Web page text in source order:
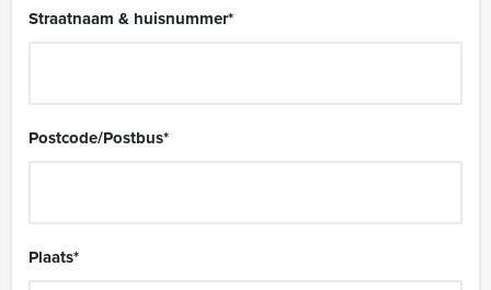
Straatnaam & huisnummer*
Postcode/Postbus*
Plaats*